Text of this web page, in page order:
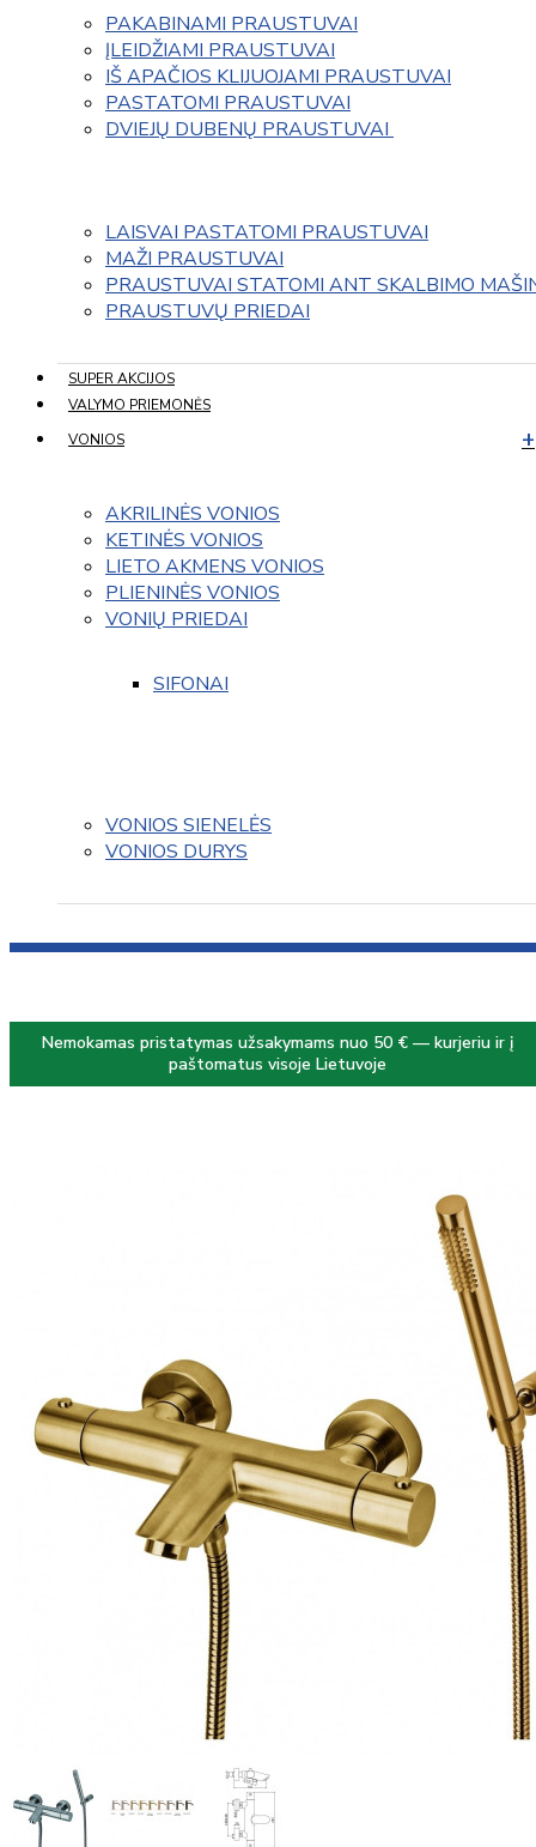
PAKABINAMI PRAUSTUVAI
ĮLEIDŽIAMI PRAUSTUVAI
IŠ APAČIOS KLIJUOJAMI PRAUSTUVAI
PASTATOMI PRAUSTUVAI
DVIEJŲ DUBENŲ PRAUSTUVAI
LAISVAI PASTATOMI PRAUSTUVAI
MAŽI PRAUSTUVAI
PRAUSTUVAI STATOMI ANT SKALBIMO
PRAUSTUVŲ PRIEDAI
SUPER AKCIJOS
VALYMO PRIEMONĖS
VONIOS
AKRILINĖS VONIOS
KETINĖS VONIOS
LIETO AKMENS VONIOS
PLIENINĖS VONIOS
VONIŲ PRIEDAI
SIFONAI
VONIOS SIENELĖS
VONIOS DURYS
Nemokamas pristatymas užsakymams nuo 50 € — kurjeriu ir į
paštomatus visoje Lietuvoje